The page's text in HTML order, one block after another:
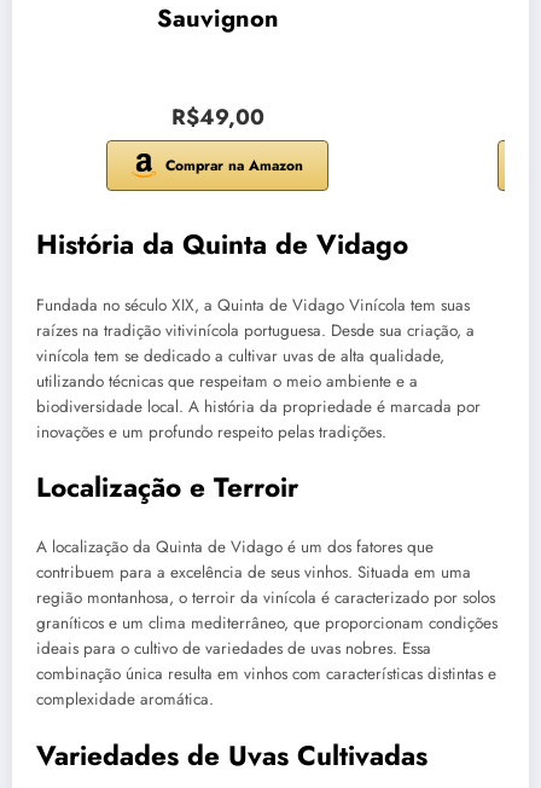
Sauvignon
R$49,00
Comprar na Amazon
História da Quinta de Vidago
Fundada no século XIX, a Quinta de Vidago Vinícola tem suas
raízes na tradição vitivinícola portuguesa. Desde sua criação, a
vinícola tem se dedicado a cultivar uvas de alta qualidade,
utilizando técnicas que respeitam o meio ambiente e a
biodiversidade local. A história da propriedade é marcada por
inovações e um profundo respeito pelas tradições.
Localização e Terroir
A localização da Quinta de Vidago é um dos fatores que
contribuem para a excelência de seus vinhos. Situada em uma
região montanhosa, o terroir da vinícola é caracterizado por solos
graníticos e um clima mediterrâneo, que proporcionam condições
ideais para o cultivo de variedades de uvas nobres. Essa
combinação única resulta em vinhos com características distintas e
complexidade aromática.
Variedades de Uvas Cultivadas